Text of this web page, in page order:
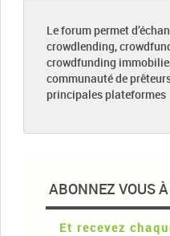
Le forum permet
crowdlending,
crowdfunding
communauté de
principales plateformes
ABONNEZ VOUS
Et recevez